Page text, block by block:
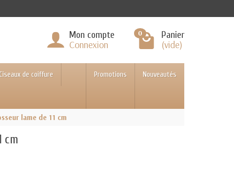
Mon compte
Connexion
0 Panier
(vide)
de coiffure Promotions Nouveautés
lame de 11 cm
cm